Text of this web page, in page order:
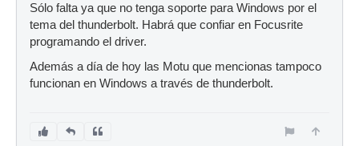
Sólo falta ya que no tenga soporte para Windows por el
tema del thunderbolt. Habrá que confiar en Focusrite
programando el driver.
Además a día de hoy las Motu que mencionas tampoco
funcionan en Windows a través de thunderbolt.